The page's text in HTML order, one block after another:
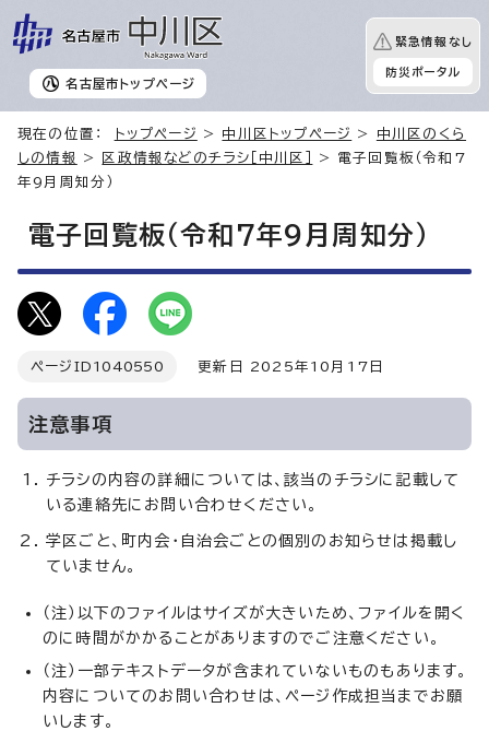
名古屋市 トップページ
緊急情報なし
防災ポータル
現在の位置： トップページ > 中川区トップページ > 中川区のくら
しの情報
> 区政情報などのチラシ［中川区］
> 電子回覧板（令和7
年9月周知分）
電子回覧板（令和7年9月周知分）
ページID 1040550 更新日 2025年10月17日
注意事項
チラシの内容の詳細については、該当のチラシに記載して
いる連絡先にお問い合わせください。
学区ごと、町内会・自治会ごとの個別のお知らせは掲載し
ていません。
（注）以下のファイルはサイズが大きいため、ファイルを開く
のに時間がかかることがありますのでご注意ください。
（注）一部テキストデータが含まれていないものもあります。
内容についてのお問い合わせは、ページ作成担当までお願
いします。